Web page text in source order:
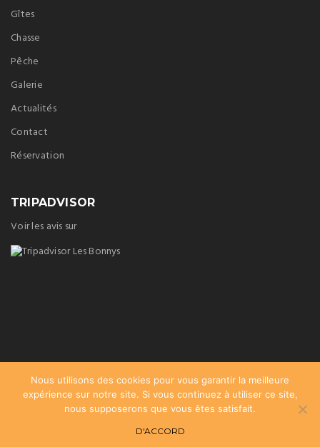
Gîtes
Chasse
Pêche
Galerie
Actualités
Contact
Réservation
TRIPADVISOR
Voir les avis sur
Nous utilisons des cookies pour vous garantir la meilleure
expérience sur notre site. Si vous continuez à utiliser ce site,
nous supposerons que vous êtes satisfait.
D'ACCORD